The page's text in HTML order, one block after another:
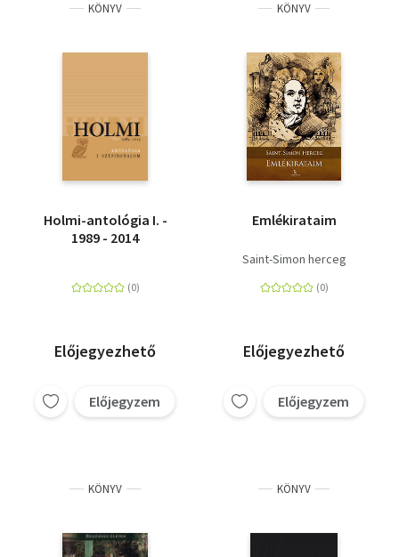
KÖNYV
Holmi-antológia I. -
1989 - 2014
Előjegyezhető
Előjegyzem
KÖNYV
Emlékirataim
Saint-Simon herceg
Előjegyezhető
Előjegyzem
KÖNYV KÖNYV